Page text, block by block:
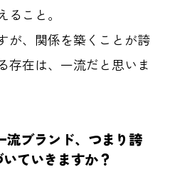
こと。
が、関係を築くことが誇
存在は、一流だと思いま
ブランド、つまり誇
ていきますか？